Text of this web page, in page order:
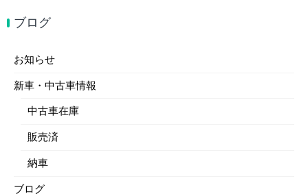
ブログ
お知らせ
新車・中古車情報
中古車在庫
販売済
納車
ブログ